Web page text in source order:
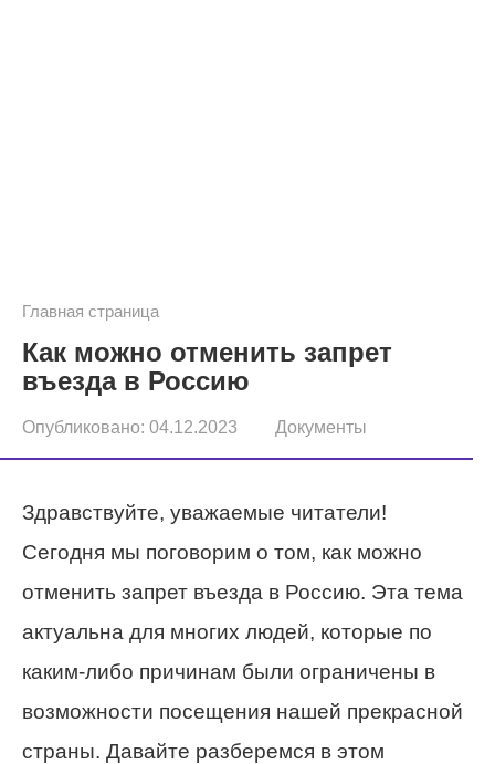
Главная страница
Как можно отменить запрет
въезда в Россию
Опубликовано: 04.12.2023 Документы
Здравствуйте, уважаемые читатели!
Сегодня мы поговорим о том, как можно
отменить запрет въезда в Россию. Эта тема
актуальна для многих людей, которые по
каким-либо причинам были ограничены в
возможности посещения нашей прекрасной
страны. Давайте разберемся в этом